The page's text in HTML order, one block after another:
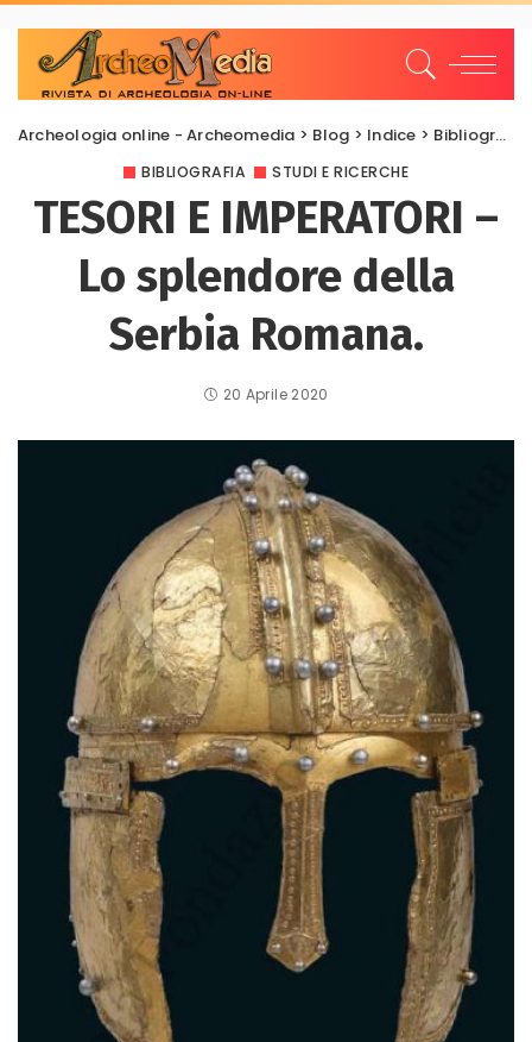
Archeologia online - Archeomedia > Blog > Indice > Bibliografia
BIBLIOGRAFIA STUDI E RICERCHE
TESORI E IMPERATORI –
Lo splendore della
Serbia Romana.
20 Aprile 2020